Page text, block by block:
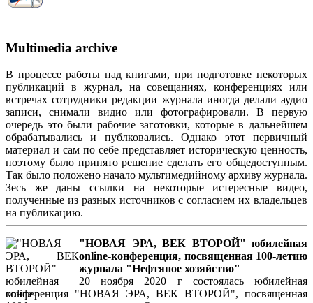
Multimedia archive
В процессе работы над книгами, при подготовке некоторых
публикаций в журнал, на совещаниях, конференциях или
встречах сотрудники редакции журнала иногда делали аудио
записи, снимали видио или фотографировали. В первую
очередь это были рабочие заготовки, которые в дальнейшем
обрабатывались и публковались. Однако этот первичный
материал и сам по себе представляет историческую ценность,
поэтому было принято решение сделать его общедоступным.
Так было положено начало мультимедийному архиву журнала.
Зесь же даны ссылки на некоторые истересные видео,
полученные из разных источников с согласием их владельцев
на публикацию.
"НОВАЯ ЭРА, ВЕК ВТОРОЙ" юбилейная
online-конференция, посвященная 100-летию
журнала "Нефтяное хозяйство"
20 ноября 2020 г состоялась юбилейная
конференция "НОВАЯ ЭРА, ВЕК ВТОРОЙ", посвященная